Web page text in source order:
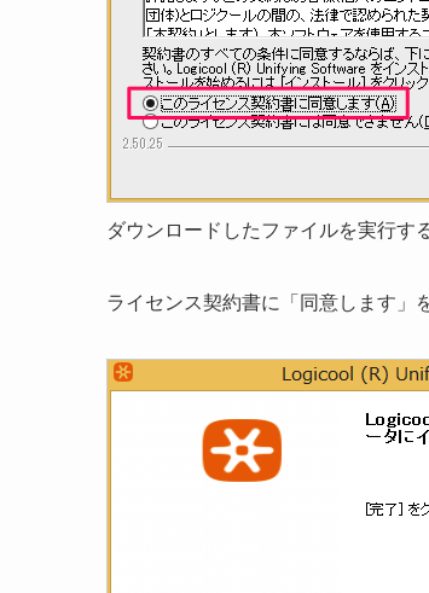
ダウンロードしたファイルを実行す
ライセンス契約書に「同意します」